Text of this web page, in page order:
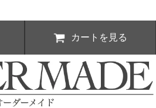
カートを見る